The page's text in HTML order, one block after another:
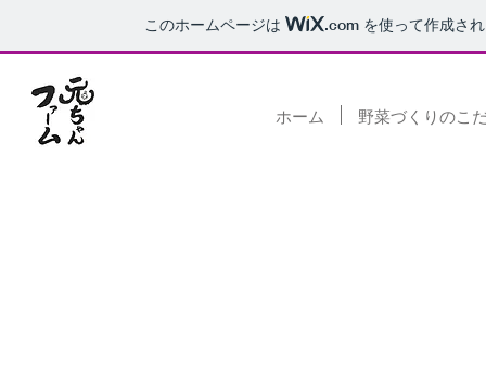
このホームページは .com を使って作成さ
ホーム 野菜づくりのこ